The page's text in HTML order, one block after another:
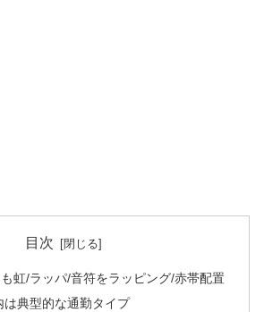
目次
虹/ラッパ/音符をラッピング/赤帯配置
典型的な通勤タイプ